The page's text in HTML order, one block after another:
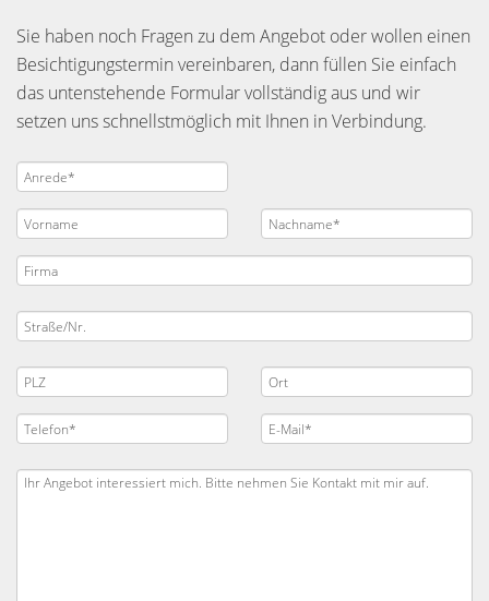
Sie haben noch Fragen zu dem Angebot oder wollen einen
Besichtigungstermin vereinbaren, dann füllen Sie einfach
das untenstehende Formular vollständig aus und wir
setzen uns schnellstmöglich mit Ihnen in Verbindung.